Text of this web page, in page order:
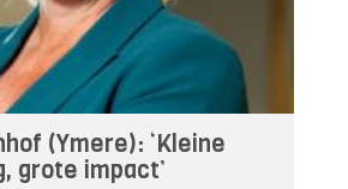
(Ymere): ‘Kleine
grote impact’